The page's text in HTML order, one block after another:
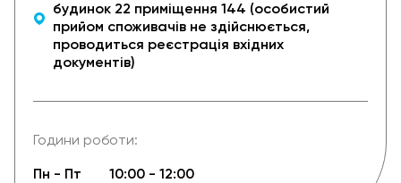
будинок 22 приміщення 144 (особистий
прийом споживачів не здійснюється,
проводиться реєстрація вхідних
документів)
Години роботи:
Пн - Пт 10:00 - 12:00